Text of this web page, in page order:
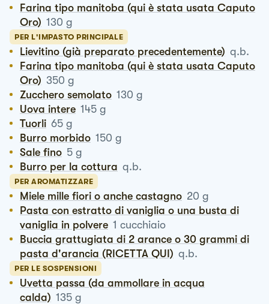
Farina tipo manitoba (qui è stata usata Caputo
Oro) 130 g
PER L'IMPASTO PRINCIPALE
Lievitino (già preparato precedentemente) q.b.
Farina tipo manitoba (qui è stata usata Caputo
Oro) 350 g
Zucchero semolato 130 g
Uova intere 145 g
Tuorli 65 g
Burro morbido 150 g
Sale fino 5 g
Burro per la cottura q.b.
PER AROMATIZZARE
Miele mille fiori o anche castagno 20 g
Pasta con estratto di vaniglia o una busta di
vaniglia in polvere 1 cucchiaio
Buccia grattugiata di 2 arance o 30 grammi di
pasta d'arancia (RICETTA QUI) q.b.
PER LE SOSPENSIONI
Uvetta passa (da ammollare in acqua
calda) 135 g